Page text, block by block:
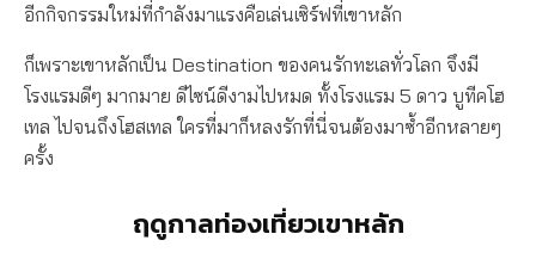
อีกกิจกรรมใหม่ที่กำลังมาแรงคือเล่นเซิร์ฟที่เขาหลัก
ก็เพราะเขาหลักเป็น Destination ของคนรักทะเลทั่วโลก จึงมี
โรงแรมดีๆ มากมาย ดีไซน์ดีงามไปหมด ทั้งโรงแรม 5 ดาว บูทีคโฮ
เทล ไปจนถึงโฮสเทล ใครที่มาก็หลงรักที่นี่จนต้องมาซ้ำอีกหลายๆ
ครั้ง
ฤดูกาลท่องเที่ยวเขาหลัก